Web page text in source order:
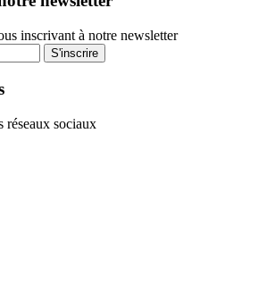
inscrivant à notre newsletter
S'inscrire
réseaux sociaux